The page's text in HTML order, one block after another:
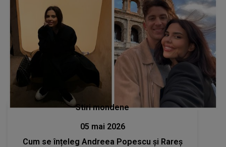
Stiri mondene
05 mai 2026
Cum se înțeleg Andreea Popescu și Rareș